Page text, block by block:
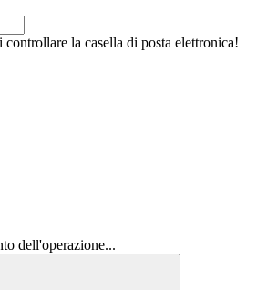
la casella di posta elettronica!
dell'operazione...